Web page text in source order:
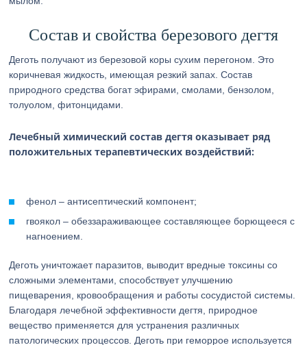
Состав и свойства березового дегтя
Деготь получают из березовой коры сухим перегоном. Это
коричневая жидкость, имеющая резкий запах. Состав
природного средства богат эфирами, смолами, бензолом,
толуолом, фитонцидами.
Лечебный химический состав дегтя оказывает ряд
положительных терапевтических воздействий:
фенол – антисептический компонент;
гвоякол – обеззараживающее составляющее борющееся с
нагноением.
Деготь уничтожает паразитов, выводит вредные токсины со
сложными элементами, способствует улучшению
пищеварения, кровообращения и работы сосудистой системы.
Благодаря лечебной эффективности дегтя, природное
вещество применяется для устранения различных
патологических процессов. Деготь при геморрое используется